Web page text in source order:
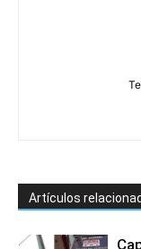
Artículos